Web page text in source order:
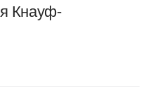
Кнауф-